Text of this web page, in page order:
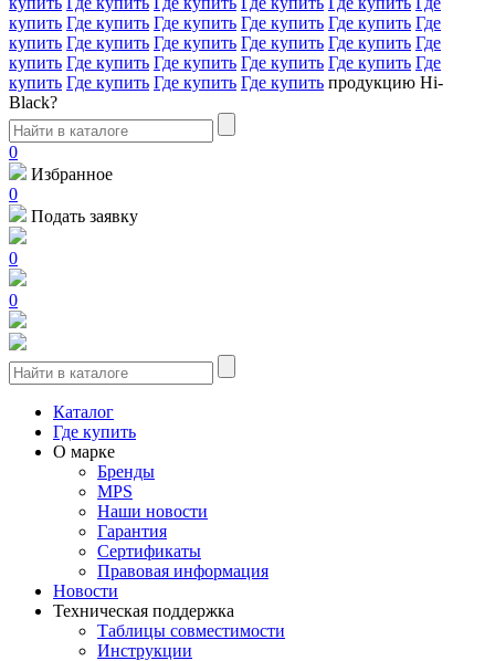
купить Где купить Где купить Где купить Где купить Где
купить Где купить Где купить Где купить Где купить Где
купить Где купить Где купить Где купить Где купить Где
купить Где купить Где купить Где купить продукцию Hi-
Black?
0
Избранное
0
Подать заявку
0
0
Каталог
Где купить
О марке
Бренды
MPS
Наши новости
Гарантия
Сертификаты
Правовая информация
Новости
Техническая поддержка
Таблицы совместимости
Инструкции